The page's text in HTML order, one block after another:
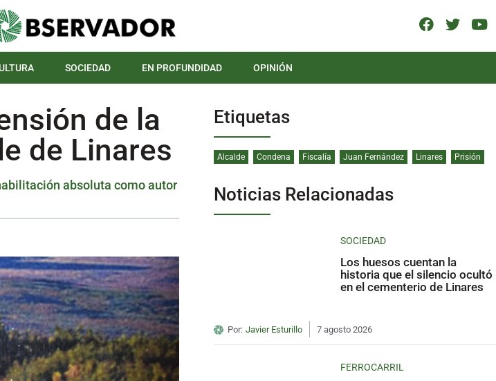
SOCIEDAD EN PROFUNDIDAD OPINIÓN
de la
de Linares
absoluta como autor
Etiquetas
Alcalde Condena Fiscalía Juan Fernández Linares Prisión
Noticias Relacionadas
SOCIEDAD
Los huesos cuentan la
historia que el silencio ocultó
en el cementerio de Linares
Por: Javier Esturillo 7 agosto 2026
FERROCARRIL